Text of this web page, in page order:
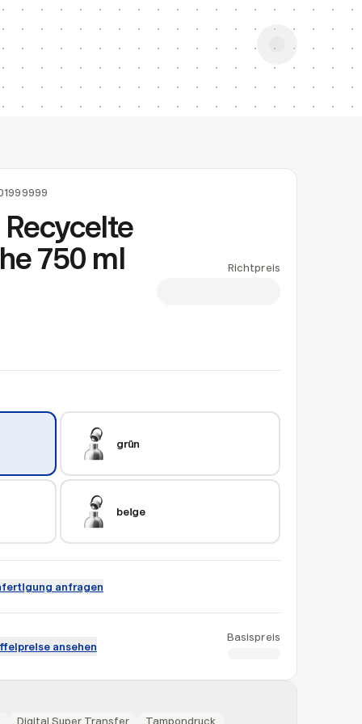
750 ml
Richtpreis
grün
beige
anfragen
ansehen
Basispreis
Digital Super Transfer
Tampondruck